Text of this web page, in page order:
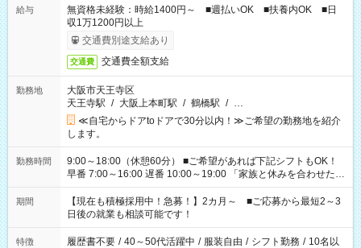
給与
無資格未経験：時給1400円～ ■週払いOK ■扶養内OK ■日
収1万1200円以上
交通費別途支給あり
交通費 交通費全額支給
勤務地
大阪市天王寺区
天王寺駅 / 大阪上本町駅 / 鶴橋駅 / …
≪自宅からドアtoドアで30分以内！≫ご希望の勤務地を紹介
します。
勤務時間
9:00～18:00（休憩60分） ■ご希望があれば下記シフトもOK！
早番 7:00～16:00 遅番 10:00～19:00 「家族と休みを合わせた
い」 「余裕を持って夕飯の準備がしたい」 「できれば残業はし
たくない」 など、ご希望を教えてくださいね。 ※Wワーク希望
の方へ 今ご覧のお仕事で希望する勤務時間と、もう1つのお仕事
の勤務時間。 合計で週40時間を超える場合は応募できません。
期間
【現在も積極採用中！急募！】2カ月～ ■ご応募から最短2～3
日後の就業も相談可能です！
特徴 履歴書不要 / 40～50代活躍中 / 服装自由 / シフト勤務 / 10名以